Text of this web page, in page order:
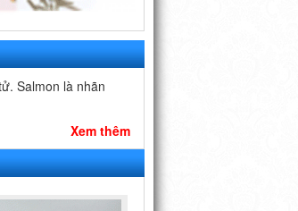
Salmon là nhãn
Xem thêm